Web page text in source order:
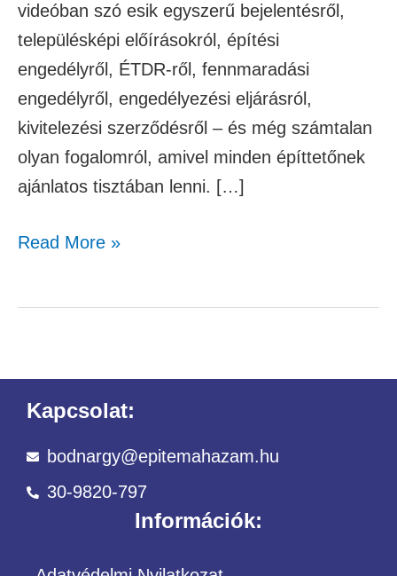
videóban szó esik egyszerű bejelentésről,
településképi előírásokról, építési
engedélyről, ÉTDR-ről, fennmaradási
engedélyről, engedélyezési eljárásról,
kivitelezési szerződésről – és még számtalan
olyan fogalomról, amivel minden építtetőnek
ajánlatos tisztában lenni. […]
Read More »
Kapcsolat:
bodnargy@epitemahazam.hu
30-9820-797
Információk: